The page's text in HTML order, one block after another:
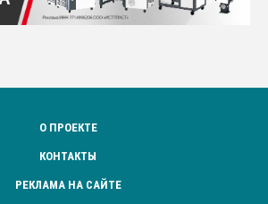
О ПРОЕКТЕ
КОНТАКТЫ
РЕКЛАМА НА САЙТЕ